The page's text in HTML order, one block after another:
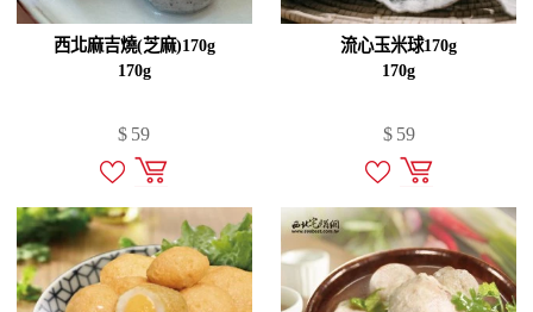
西北麻吉燒(芝麻)170g
170g
$ 59
流心玉米球170g
170g
$ 59